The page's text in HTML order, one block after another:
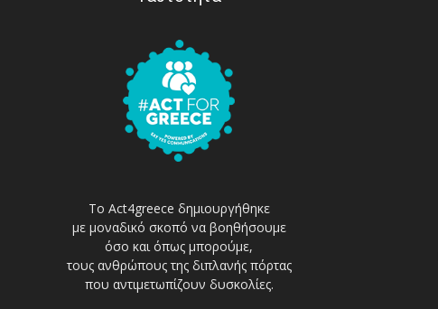
Το Act4greece δημιουργήθηκε
με μοναδικό σκοπό να βοηθήσουμε
όσο και όπως μπορούμε,
τους ανθρώπους της διπλανής πόρτας
που αντιμετωπίζουν δυσκολίες.